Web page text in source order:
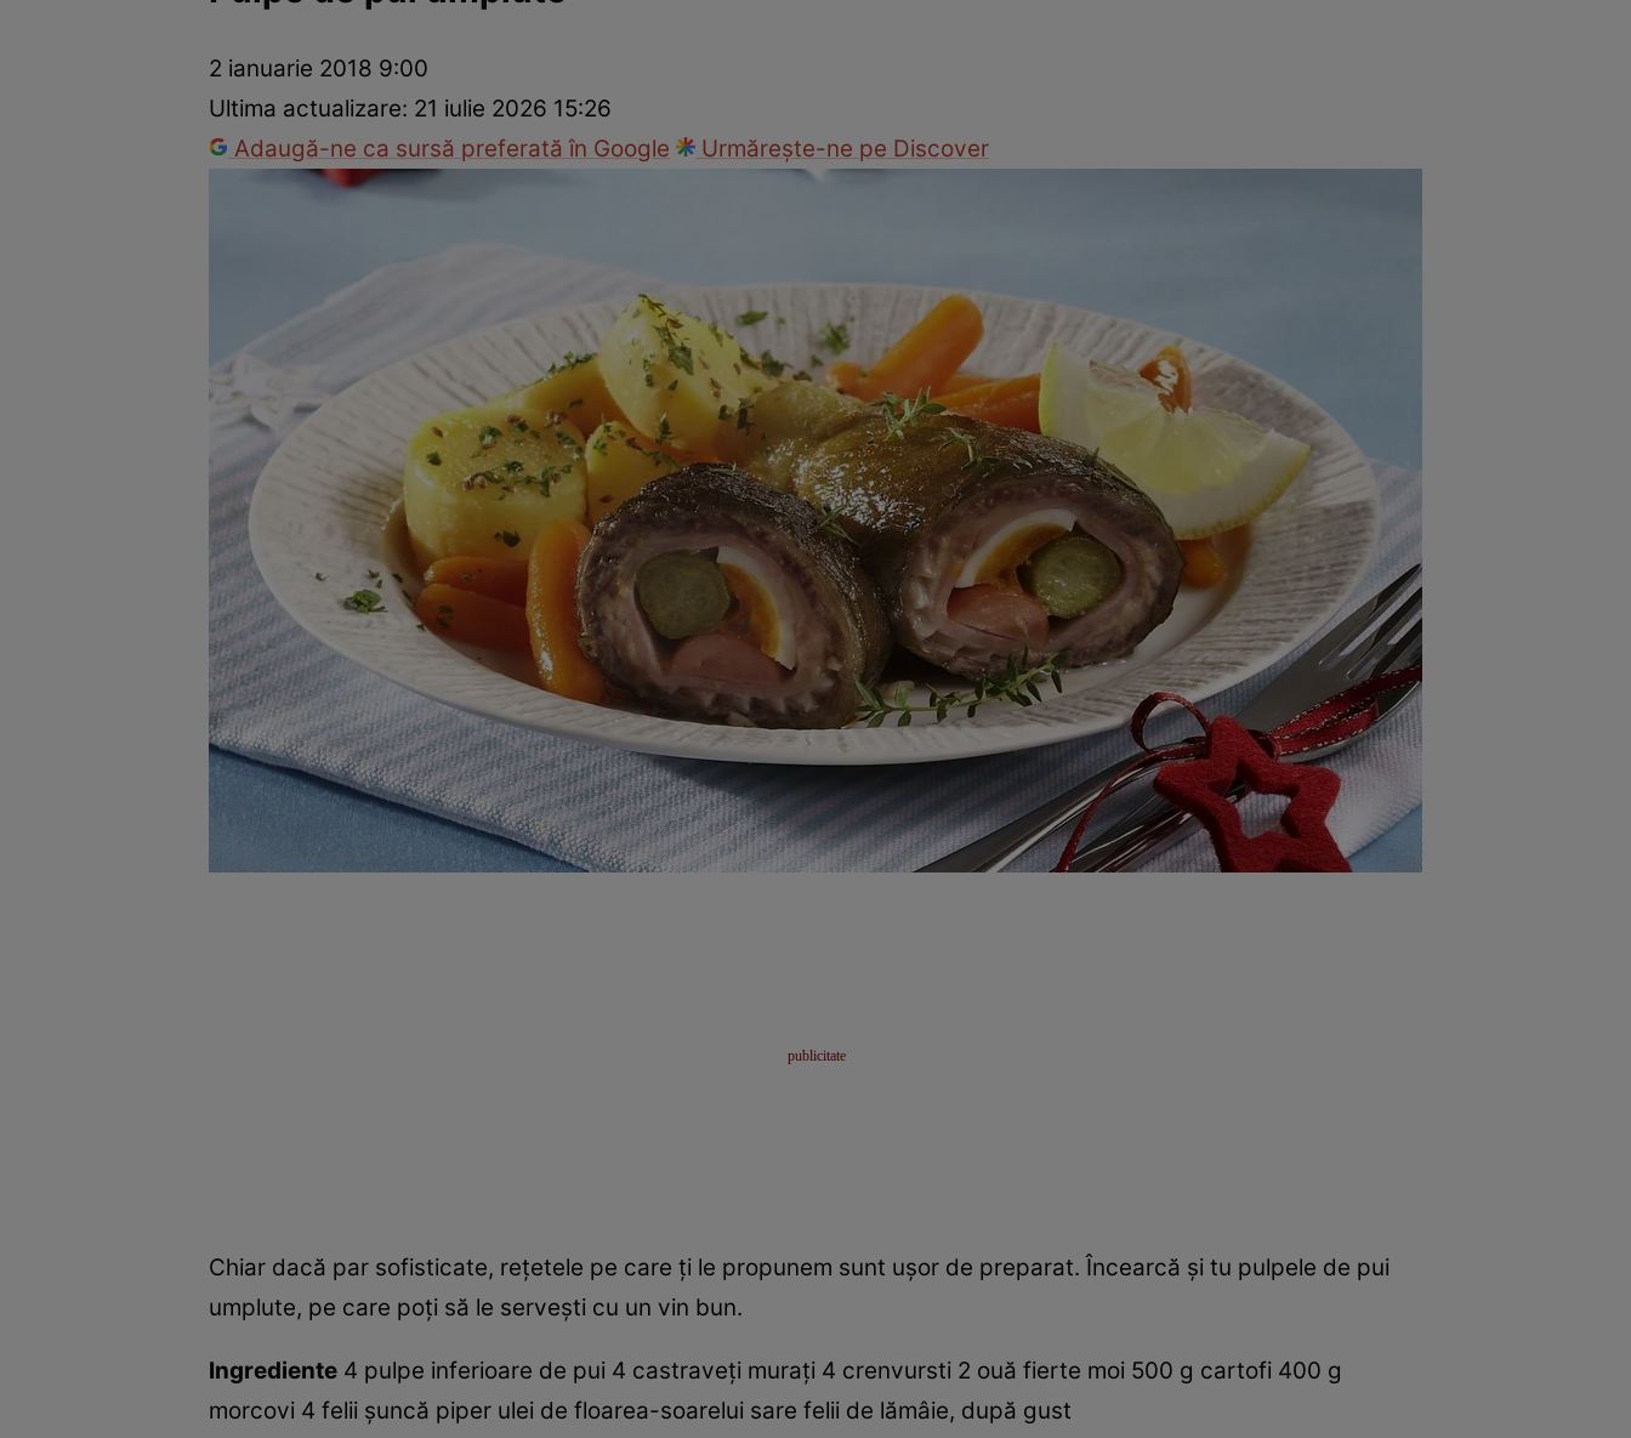
Mâncăruri rapideRețete cu legume
2 ianuarie 2018 9:00
Ultima actualizare: 21 iulie 2026 15:26
Adaugă-ne ca sursă preferată în Google
Urmărește-ne pe Discover
Chiar dacă par sofisticate, reţetele pe care ţi le propunem sunt uşor de preparat. Încearcă şi tu pulpele de pui
umplute, pe care poţi să le serveşti cu un vin bun.
Ingrediente 4 pulpe inferioare de pui 4 castraveţi muraţi 4 crenvursti 2 ouă fierte moi 500 g cartofi 400 g
morcovi 4 felii şuncă piper ulei de floarea-soarelui sare felii de lămâie, după gust